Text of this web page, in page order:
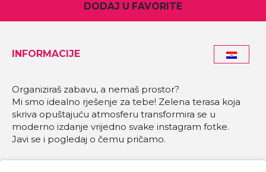
DODAJ U FAVORITE
INFORMACIJE
Organiziraš zabavu, a nemaš prostor?
Mi smo idealno rješenje za tebe! Zelena terasa koja
skriva opuštajuću atmosferu transformira se u
moderno izdanje vrijedno svake instagram fotke.
Javi se i pogledaj o čemu pričamo.